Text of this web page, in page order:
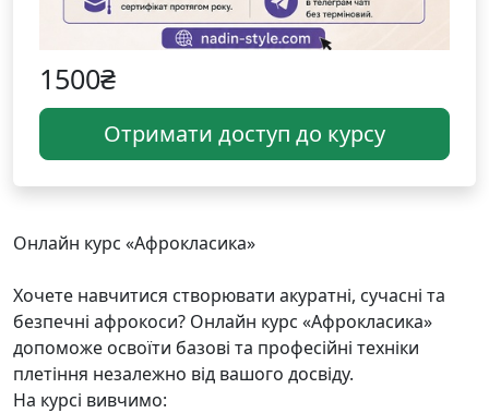
1500₴
Отримати доступ до курсу
Онлайн курс «Афрокласика»
Хочете навчитися створювати акуратні, сучасні та
безпечні афрокоси? Онлайн курс «Афрокласика»
допоможе освоїти базові та професійні техніки
плетіння незалежно від вашого досвіду.
На курсі вивчимо: